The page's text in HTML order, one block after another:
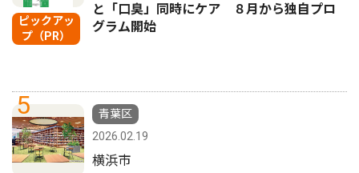
ピックアッ
プ（PR）
と「口臭」同時にケア ８月から独自プロ
グラム開始
5
青葉区
2026.02.19
横浜市